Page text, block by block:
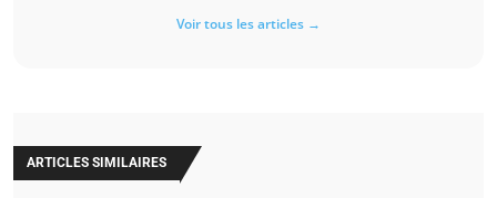
Voir tous les articles →
ARTICLES SIMILAIRES